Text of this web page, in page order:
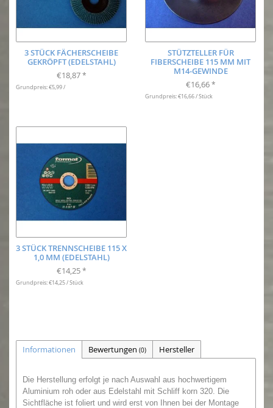
3 STÜCK FÄCHERSCHEIBE
GEKRÖPFT (EDELSTAHL)
€18,87 *
Grundpreis: €5,99 /
STÜTZTELLER FÜR
FIBERSCHEIBE 115 MM MIT
M14-GEWINDE
€16,66 *
Grundpreis: €16,66 / Stück
3 STÜCK TRENNSCHEIBE 115 X
1,0 MM (EDELSTAHL)
€14,25 *
Grundpreis: €14,25 / Stück
Informationen Bewertungen (0) Hersteller
Die Herstellung erfolgt je nach Auswahl aus hochwertigem
Aluminium roh oder aus Edelstahl mit Schliff korn 320.
Die
Sichtfläche ist foliert und wird erst von Ihnen bei der Montage